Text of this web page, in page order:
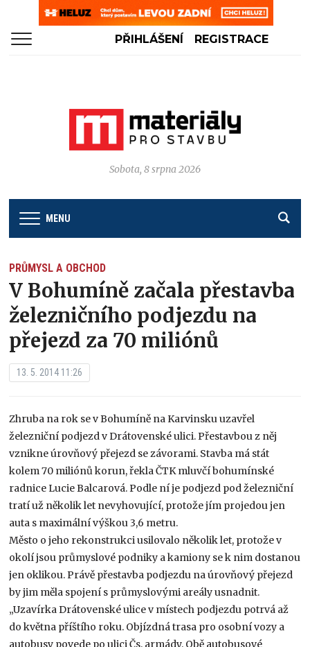
PŘIHLÁŠENÍ REGISTRACE
Sobota, 8 srpna 2026
MENU
PRŮMYSL A OBCHOD
V Bohumíně začala přestavba
železničního podjezdu na
přejezd za 70 miliónů
13. 5. 2014 11:26
Zhruba na rok se v Bohumíně na Karvinsku uzavřel
železniční podjezd v Drátovenské ulici. Přestavbou z něj
vznikne úrovňový přejezd se závorami. Stavba má stát
kolem 70 miliónů korun, řekla ČTK mluvčí bohumínské
radnice Lucie Balcarová. Podle ní je podjezd pod železniční
tratí už několik let nevyhovující, protože jím projedou jen
auta s maximální výškou 3,6 metru.
Město o jeho rekonstrukci usilovalo několik let, protože v
okolí jsou průmyslové podniky a kamiony se k nim dostanou
jen oklikou. Právě přestavba podjezdu na úrovňový přejezd
by jim měla spojení s průmyslovými areály usnadnit.
„Uzavírka Drátovenské ulice v místech podjezdu potrvá až
do května příštího roku. Objízdná trasa pro osobní vozy a
autobusy povede po ulici Čs. armády. Obě autobusové